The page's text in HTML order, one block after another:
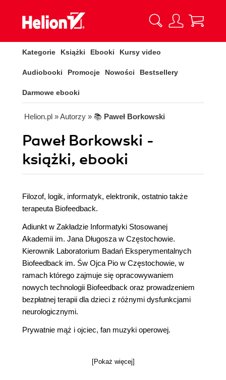
Kategorie Książki Ebooki Kursy video
Audiobooki Promocje Nowości Bestsellery
Darmowe ebooki
Helion.pl » Autorzy » 📚 Paweł Borkowski
Paweł Borkowski -
książki, ebooki
Filozof, logik, informatyk, elektronik, ostatnio także
terapeuta Biofeedback.
Adiunkt w Zakładzie Informatyki Stosowanej
Akademii im. Jana Długosza w Częstochowie.
Kierownik Laboratorium Badań Eksperymentalnych
Biofeedback im. Św Ojca Pio w Częstochowie, w
ramach którego zajmuje się opracowywaniem
nowych technologii Biofeedback oraz prowadzeniem
bezpłatnej terapii dla dzieci z różnymi dysfunkcjami
neurologicznymi.
Prywatnie mąż i ojciec, fan muzyki operowej.
[Pokaż więcej]